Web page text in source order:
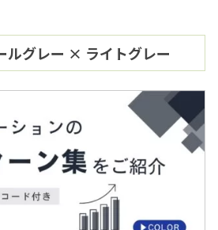
グレー × ライトグレー